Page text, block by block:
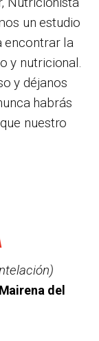
un estudio
encontrar la
y nutricional.
y déjanos
habrás
nuestro
del